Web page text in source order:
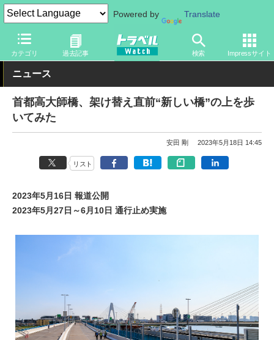
Powered by Translate
カテゴリ 過去記事 検索 Impressサイト
トラベル Watch 地域 国内旅行 東京
ニュース
首都高大師橋、架け替え直前“新しい橋”の上を歩
いてみた
安田 剛 2023年5月18日 14:45
リスト
2023年5月16日 報道公開
2023年5月27日～6月10日 通行止め実施